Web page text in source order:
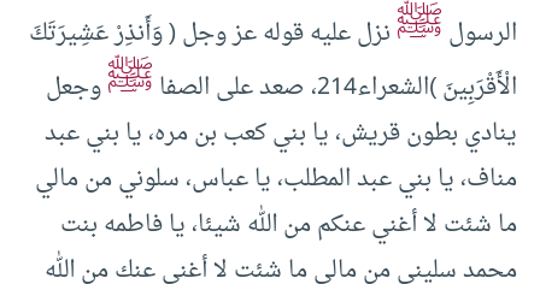
الرسولﷺنزل عليه قوله عز وجل ( وَأَنذِرْ عَشِيرَتَكَ
الْأَقْرَبِينَ )الشعراء214، صعد على الصفا
ﷺوجعل
ينادي بطون قريش، يا بني كعب بن مره، يا بني عبد
مناف، يا بني عبد المطلب، يا عباس، سلوني من مالي
ما شئت لا أغني عنكم من الله شيئا، يا فاطمه بنت
محمد سليني من مالي ما شئت لا أغني عنك من الله